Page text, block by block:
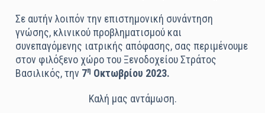
Σε αυτήν λοιπόν την επιστημονική συνάντηση
γνώσης, κλινικού προβληματισμού και
συνεπαγόμενης ιατρικής απόφασης, σας περιμένουμε
στον φιλόξενο χώρο του Ξενοδοχείου Στράτος
Βασιλικός, την 7η Οκτωβρίου 2023.
Καλή μας αντάμωση.